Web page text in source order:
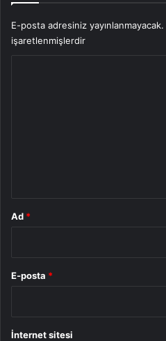
E-posta adresiniz yayınlanmayacak.
işaretlenmişlerdir
Ad *
E-posta *
İnternet sitesi